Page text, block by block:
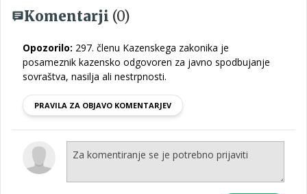
Komentarji (0)
Opozorilo: 297. členu Kazenskega zakonika je
posameznik kazensko odgovoren za javno spodbujanje
sovraštva, nasilja ali nestrpnosti.
PRAVILA ZA OBJAVO KOMENTARJEV